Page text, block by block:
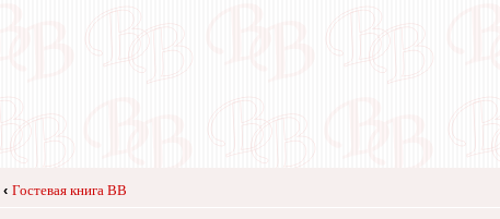
‹ Гостевая книга ВВ